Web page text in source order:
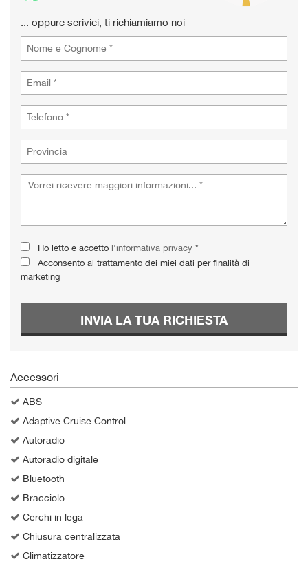
... oppure scrivici, ti richiamiamo noi
Ho letto e accetto l'informativa privacy *
Acconsento al trattamento dei miei dati per finalità di
marketing
INVIA LA TUA RICHIESTA
Accessori
ABS
Adaptive Cruise Control
Autoradio
Autoradio digitale
Bluetooth
Bracciolo
Cerchi in lega
Chiusura centralizzata
Climatizzatore
Cookie delle preferenze
Cookie per il miglioramento dell'esperienza utente
Cookie di marketing
Leggi
le
impostazioni